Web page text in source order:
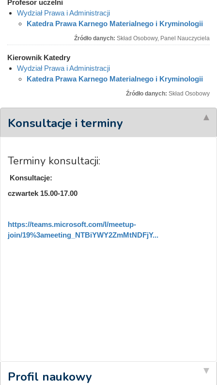
Profesor uczelni
Wydział Prawa i Administracji
Katedra Prawa Karnego Materialnego i Kryminologii
Źródło danych: Skład Osobowy, Panel Nauczyciela
Kierownik Katedry
Wydział Prawa i Administracji
Katedra Prawa Karnego Materialnego i Kryminologii
Źródło danych: Skład Osobowy
Konsultacje i terminy
Terminy konsultacji:
Konsultacje:
czwartek 15.00-17.00
https://teams.microsoft.com/l/meetup-
join/19%3ameeting_NTBiYWY2ZmMtNDFjY...
Profil naukowy